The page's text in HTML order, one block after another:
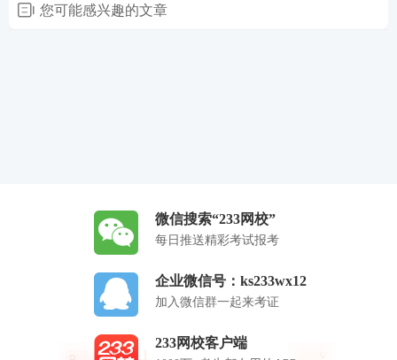
您可能感兴趣的文章
微信搜索“233网校”
每日推送精彩考试报考
企业微信号：ks233wx12
加入微信群一起来考证
233网校客户端